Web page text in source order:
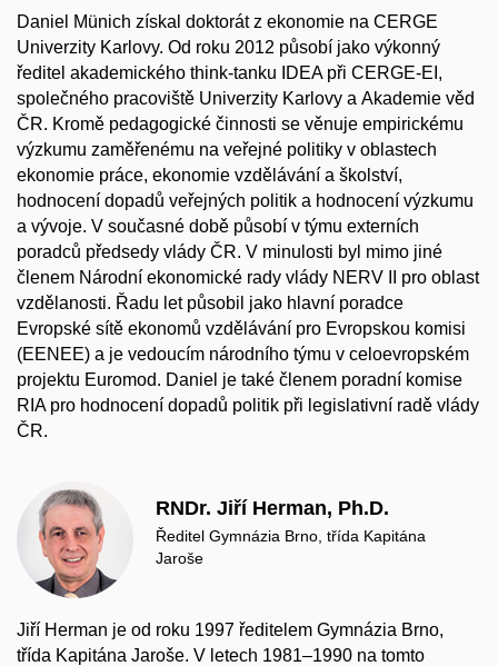
Daniel Münich získal doktorát z ekonomie na CERGE
Univerzity Karlovy. Od roku 2012 působí jako výkonný
ředitel akademického think-tanku IDEA při CERGE-EI,
společného pracoviště Univerzity Karlovy a Akademie věd
ČR. Kromě pedagogické činnosti se věnuje empirickému
výzkumu zaměřenému na veřejné politiky v oblastech
ekonomie práce, ekonomie vzdělávání a školství,
hodnocení dopadů veřejných politik a hodnocení výzkumu
a vývoje. V současné době působí v týmu externích
poradců předsedy vlády ČR. V minulosti byl mimo jiné
členem Národní ekonomické rady vlády NERV II pro oblast
vzdělanosti. Řadu let působil jako hlavní poradce
Evropské sítě ekonomů vzdělávání pro Evropskou komisi
(EENEE) a je vedoucím národního týmu v celoevropském
projektu Euromod. Daniel je také členem poradní komise
RIA pro hodnocení dopadů politik při legislativní radě vlády
ČR.
RNDr. Jiří Herman, Ph.D.
Ředitel Gymnázia Brno, třída Kapitána
Jaroše
Jiří Herman je od roku 1997 ředitelem Gymnázia Brno,
třída Kapitána Jaroše. V letech 1981–1990 na tomto